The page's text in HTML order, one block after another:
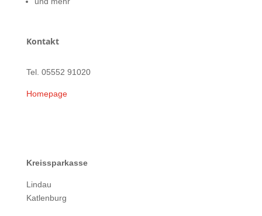
Kontakt
Tel. 05552 91020
Homepage
Kreissparkasse
Lindau
Katlenburg